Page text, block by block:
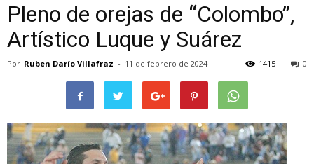
Pleno de orejas de “Colombo”,
Artístico Luque y Suárez
Por Ruben Darío Villafraz - 11 de febrero de 2024 0
1415